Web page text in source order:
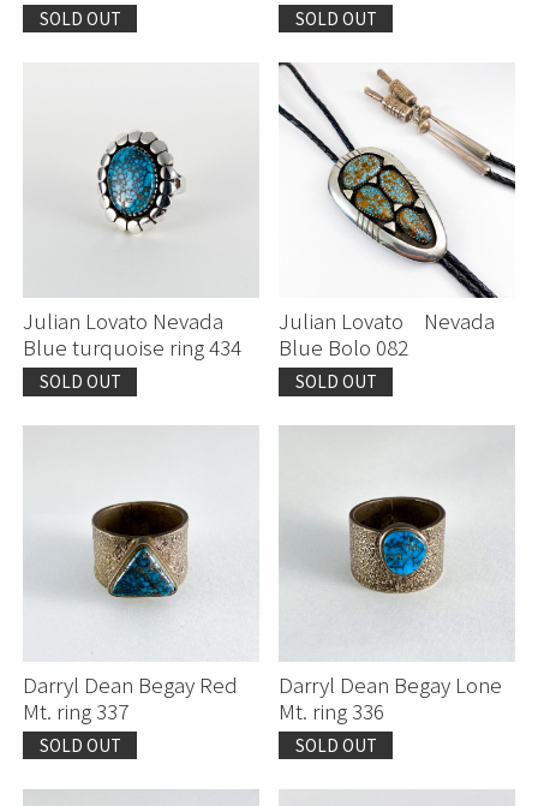
SOLD OUT SOLD OUT
Julian Lovato Nevada
Blue turquoise ring 434
SOLD OUT
Julian Lovato Nevada
Blue Bolo 082
SOLD OUT
Darryl Dean Begay Red
Mt. ring 337
SOLD OUT
Darryl Dean Begay Lone
Mt. ring 336
SOLD OUT
お買い物を続ける
お買い物を続ける